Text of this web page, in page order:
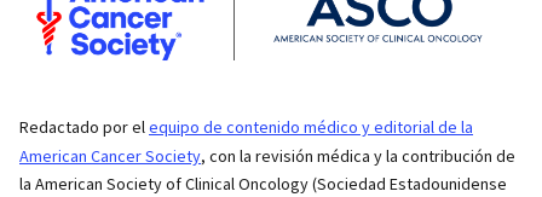
Redactado por elequipo de contenido médico y editorial de la
American Cancer Society, con la revisión médica y la contribución de
la American Society of Clinical Oncology (Sociedad Estadounidense